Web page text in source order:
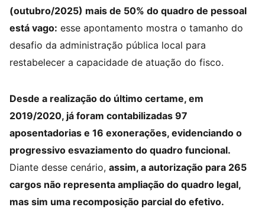
(outubro/2025) mais de 50% do quadro de pessoal
está vago: esse apontamento mostra o tamanho do
desafio da administração pública local para
restabelecer a capacidade de atuação do fisco.
Desde a realização do último certame, em
2019/2020, já foram contabilizadas 97
aposentadorias e 16 exonerações, evidenciando o
progressivo esvaziamento do quadro funcional.
Diante desse cenário, assim, a autorização para 265
cargos não representa ampliação do quadro legal,
mas sim uma recomposição parcial do efetivo.